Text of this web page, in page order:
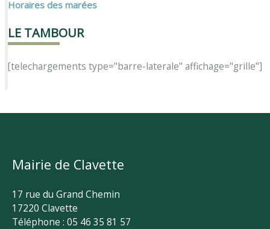
Horaires des marées
LE TAMBOUR
[telechargements type="barre-laterale" affichage="grille"]
Mairie de Clavette
17 rue du Grand Chemin
17220 Clavette
Téléphone : 05 46 35 81 57